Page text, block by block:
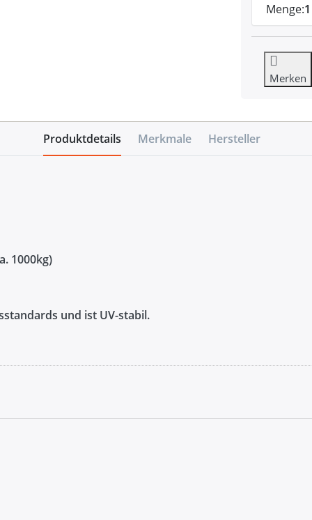
Menge:1
Merken
Produktdetails Merkmale Hersteller
1000kg)
und ist UV-stabil.
sind möglich und stellen keinen Mangel dar.
dazu kommen, dass die Rollen geschnitten sind.